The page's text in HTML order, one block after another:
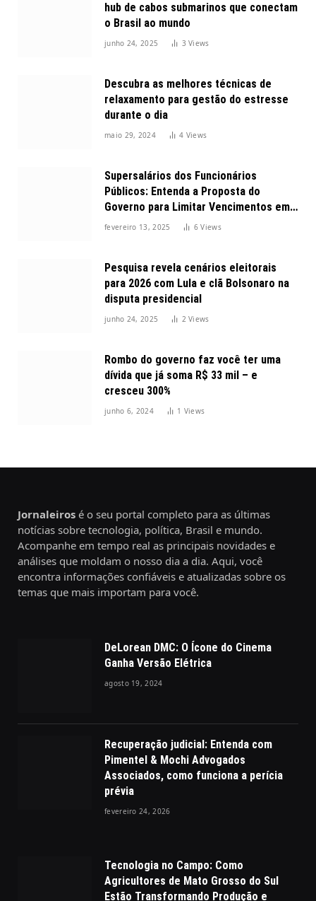
hub de cabos submarinos que conectam
o Brasil ao mundo
junho 24, 2025 3Views
Descubra as melhores técnicas de
relaxamento para gestão do estresse
durante o dia
maio 29, 2024 4 Views
Supersalários dos Funcionários
Públicos: Entenda a Proposta do
Governo para Limitar Vencimentos em
2025
fevereiro 13, 2025 6Views
Pesquisa revela cenários eleitorais
para 2026 com Lula e clã Bolsonaro na
disputa presidencial
junho 24, 2025 2Views
Rombo do governo faz você ter uma
dívida que já soma R$ 33 mil – e
cresceu 300%
junho 6, 2024 1 Views
Jornaleiros é o seu portal completo para as últimas
notícias sobre tecnologia, política, Brasil e mundo.
Acompanhe em tempo real as principais novidades e
análises que moldam o nosso dia a dia. Aqui, você
encontra informações confiáveis e atualizadas sobre os
temas que mais importam para você.
DeLorean DMC: O Ícone do Cinema
Ganha Versão Elétrica
agosto 19, 2024
Recuperação judicial: Entenda com
Pimentel & Mochi Advogados
Associados, como funciona a perícia
prévia
fevereiro 24, 2026
Tecnologia no Campo: Como
Agricultores de Mato Grosso do Sul
Estão Transformando Produção e